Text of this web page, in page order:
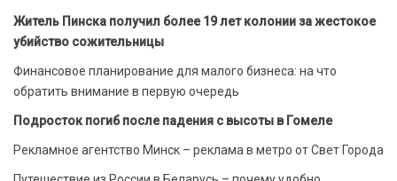
Житель Пинска получил более 19 лет колонии за жестокое
убийство сожительницы
Финансовое планирование для малого бизнеса: на что
обратить внимание в первую очередь
Подросток погиб после падения с высоты в Гомеле
Рекламное агентство Минск – реклама в метро от Свет Города